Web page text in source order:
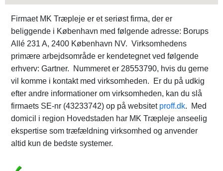
Firmaet MK Træpleje er et seriøst firma, der er
beliggende i København med følgende adresse: Borups
Allé 231 A, 2400 København NV. Virksomhedens
primære arbejdsområde er kendetegnet ved følgende
erhverv: Gartner. Nummeret er 28553790, hvis du gerne
vil komme i kontakt med virksomheden. Er du på udkig
efter andre informationer om virksomheden, kan du slå
firmaets SE-nr (43233742) op på websitet proff.dk. Med
domicil i region Hovedstaden har MK Træpleje anseelig
ekspertise som træfældning virksomhed og anvender
altid kun de bedste systemer.